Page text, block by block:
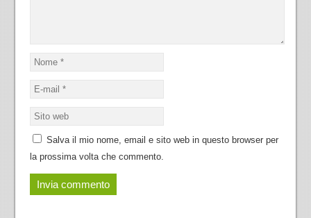
Salva il mio nome, email e sito web in questo browser per
la prossima volta che commento.